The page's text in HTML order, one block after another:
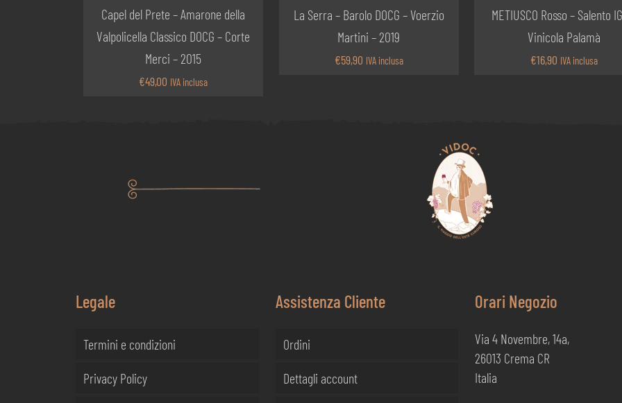
Capel del Prete – Amarone della
Valpolicella Classico DOCG – Corte
Merci – 2015
€49,00 IVA inclusa
La Serra – Barolo DOCG – Voerzio
Martini – 2019
€59,90 IVA inclusa
METIUSCO Rosso – Salento
Vinicola Palamà
€16,90 IVA inclusa
Legale
Termini e condizioni
Privacy Policy
Assistenza Cliente
Ordini
Dettagli account
Orari Negozio
Via 4 Novembre, 14a,
26013 Crema CR
Italia